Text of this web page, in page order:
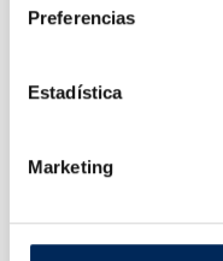
Preferencias
Estadística
Marketing